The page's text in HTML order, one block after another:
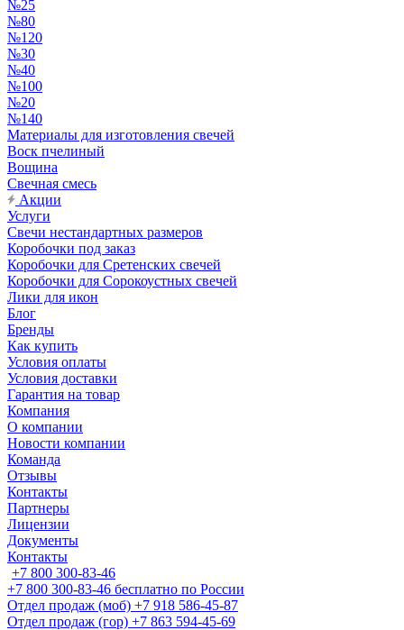
№25
№80
№120
№30
№40
№100
№20
№140
Материалы для изготовления свечей
Воск пчелиный
Вощина
Свечная смесь
Акции
Услуги
Свечи нестандартных размеров
Коробочки под заказ
Коробочки для Сретенских свечей
Коробочки для Сорокоустных свечей
Лики для икон
Блог
Бренды
Как купить
Условия оплаты
Условия доставки
Гарантия на товар
Компания
О компании
Новости компании
Команда
Отзывы
Контакты
Партнеры
Лицензии
Документы
Контакты
+7 800 300-83-46
+7 800 300-83-46 бесплатно по России
Отдел продаж (моб) +7 918 586-45-87
Отдел продаж (гор) +7 863 594-45-69